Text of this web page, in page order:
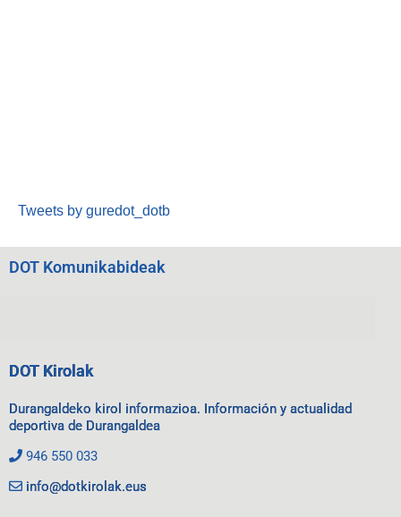
Tweets by guredot_dotb
DOT Komunikabideak
DOT Kirolak
Durangaldeko kirol informazioa. Información y actualidad
deportiva de Durangaldea
946 550 033
info@dotkirolak.eus